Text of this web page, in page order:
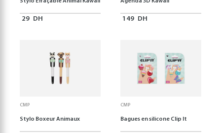
29 DH 149 DH
CMP
Stylo Boxeur Animaux
CMP
Bagues en silicone Clip It